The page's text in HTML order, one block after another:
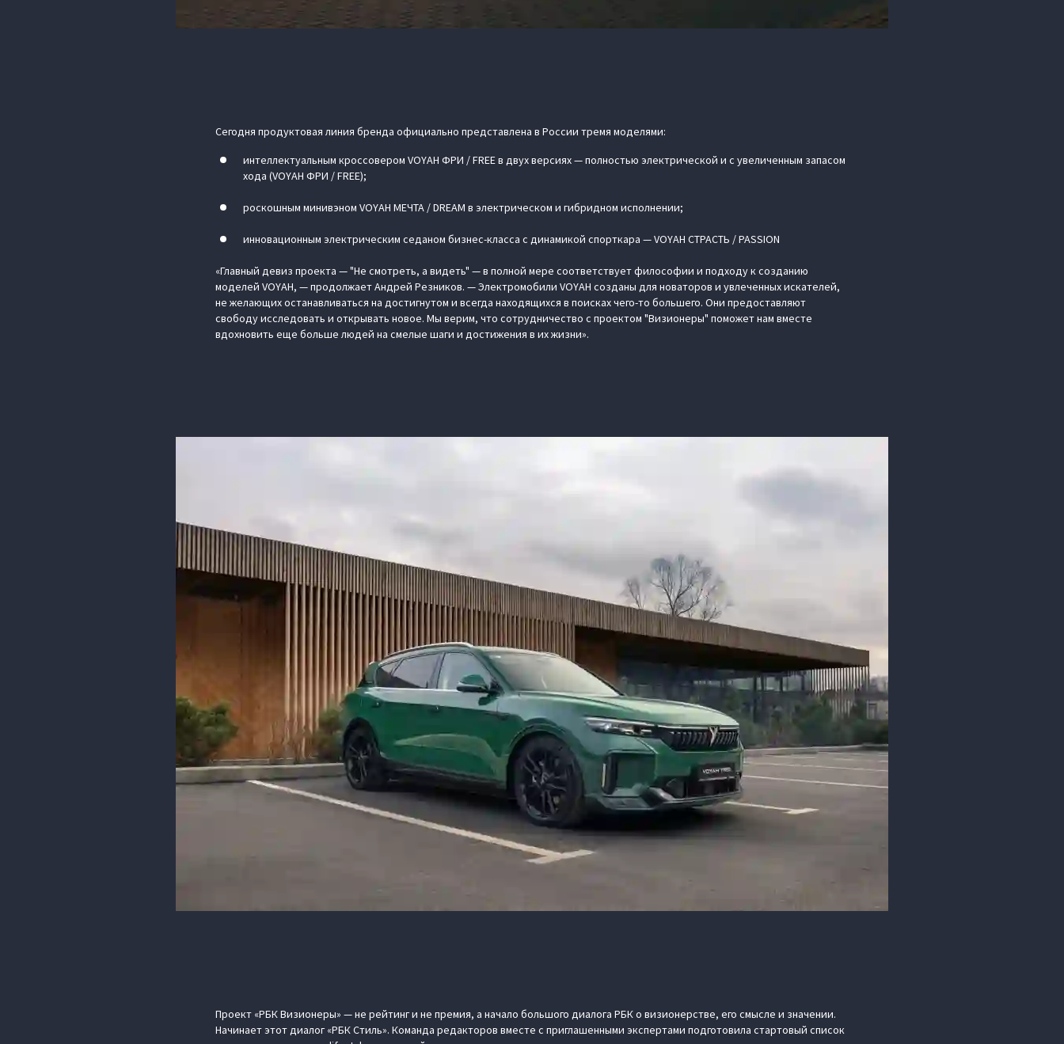
Сегодня продуктовая линия бренда официально представлена в России тремя моделями:
интеллектуальным кроссовером VOYAH ФРИ / FREE в двух версиях — полностью электрической и с увеличенным запасом
хода (VOYAH ФРИ / FREE);
роскошным минивэном VOYAH МЕЧТА / DREAM в электрическом и гибридном исполнении;
инновационным электрическим седаном бизнес-класса с динамикой спорткара — VOYAH СТРАСТЬ / PASSION
«Главный девиз проекта — "Не смотреть, а видеть" — в полной мере соответствует философии и подходу к созданию
моделей VOYAH, — продолжает Андрей Резников. — Электромобили VOYAH созданы для новаторов и увлеченных искателей,
не желающих останавливаться на достигнутом и всегда находящихся в поисках чего-то большего. Они предоставляют
свободу исследовать и открывать новое. Мы верим, что сотрудничество с проектом "Визионеры" поможет нам вместе
вдохновить еще больше людей на смелые шаги и достижения в их жизни».
Проект «РБК Визионеры» — не рейтинг и не премия, а начало большого диалога РБК о визионерстве, его смысле и значении.
Начинает этот диалог «РБК Стиль». Команда редакторов вместе с приглашенными экспертами подготовила стартовый список